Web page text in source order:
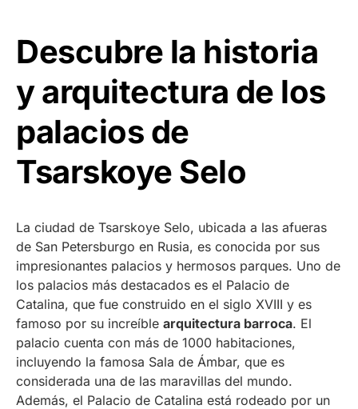
Descubre la historia
y arquitectura de los
palacios de
Tsarskoye Selo
La ciudad de Tsarskoye Selo, ubicada a las afueras
de San Petersburgo en Rusia, es conocida por sus
impresionantes palacios y hermosos parques. Uno de
los palacios más destacados es el Palacio de
Catalina, que fue construido en el siglo XVIII y es
famoso por su increíble arquitectura barroca. El
palacio cuenta con más de 1000 habitaciones,
incluyendo la famosa Sala de Ámbar, que es
considerada una de las maravillas del mundo.
Además, el Palacio de Catalina está rodeado por un